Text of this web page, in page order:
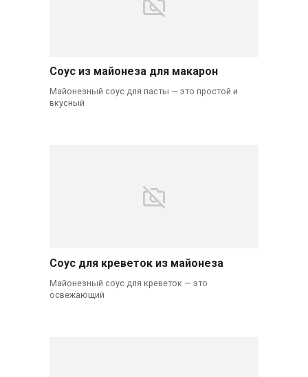
Соус из майонеза для макарон
Майонезный соус для пасты — это простой и
вкусный
Соус для креветок из майонеза
Майонезный соус для креветок — это
освежающий